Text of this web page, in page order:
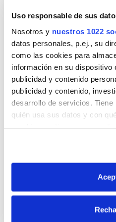
Uso responsable de sus
Nosotros y nuestros 1022
datos personales, p.ej., su
como las cookies para
información en su dispositivo
publicidad y contenido
publicidad y contenido,
desarrollo de servicios.
quién usa sus datos y con
Si lo permite, también
SUPER RESISTENTE :
Máxima resistencia de
Resiste calor y
Productos